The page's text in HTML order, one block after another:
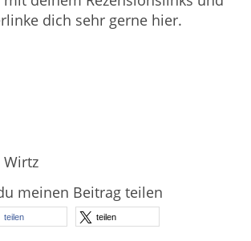
dich sehr gerne hier.
Wirtz
meinen Beitrag teilen
teilen teilen